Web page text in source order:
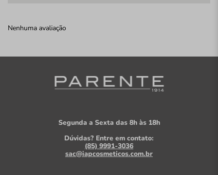
Nenhuma avaliação
Segunda a Sexta das 8h às 18h
Dúvidas? Entre em contato:
(85) 9991-3036
sac@iapcosmeticos.com.br